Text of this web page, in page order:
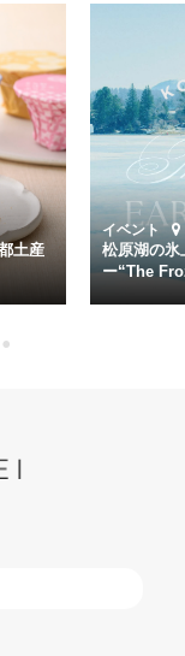
豊。先任伍長・早瀬
、石丸幹二、益岡徹
共にした帝国海軍・
的な存在感で演じ切
同じ過ちを繰り返す
て守りたいと願っ
争の記憶が薄れゆく
『雪風 YUKIKAZE』
土産
イベント
松原湖の氷
ー“The